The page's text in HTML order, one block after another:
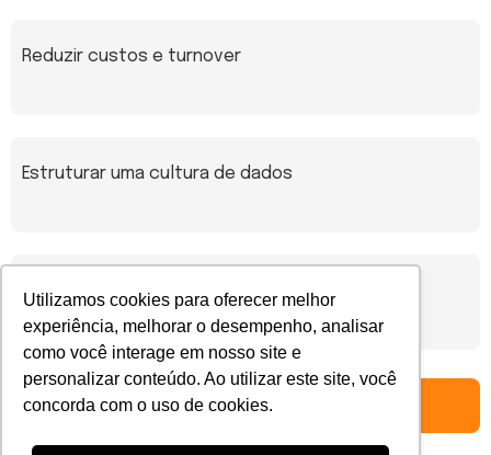
Utilizamos cookies para oferecer melhor
experiência, melhorar o desempenho, analisar
como você interage em nosso site e
personalizar conteúdo. Ao utilizar este site, você
concorda com o uso de cookies.
Reduzir custos e turnover
Estruturar uma cultura de dados
Conectar tecnologia e empatia na gestão de
pessoas
Quero acessar esse material agora